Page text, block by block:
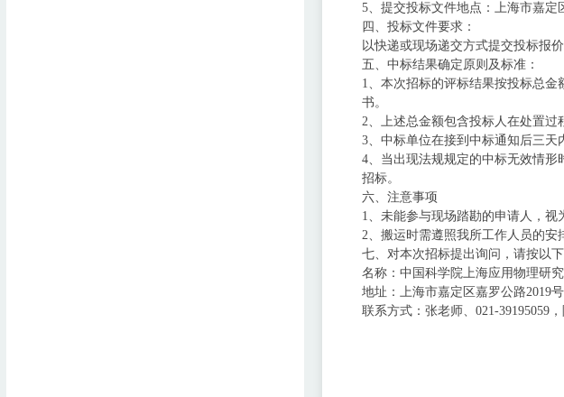
5、提交投标文件地点：上海市嘉定
四、投标文件要求：
以快递或现场递交方式提交投标报
五、中标结果确定原则及标准：
1、本次招标的评标结果按投标总
书。
2、上述总金额包含投标人在处置过
3、中标单位在接到中标通知后三天
4、当出现法规规定的中标无效情
招标。
六、注意事项
1、未能参与现场踏勘的申请人，视
2、搬运时需遵照我所工作人员的安
七、对本次招标提出询问，请按以下
名称：中国科学院上海应用物理研
地址：上海市嘉定区嘉罗公路2019号
联系方式：张老师、021-39195059